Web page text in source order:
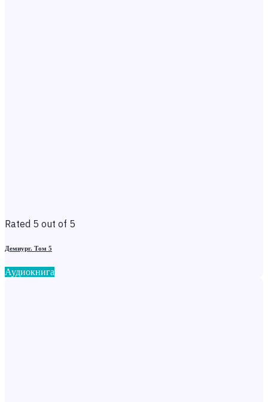
Rated 5 out of 5
Демиург. Том 5
Аудиокнига